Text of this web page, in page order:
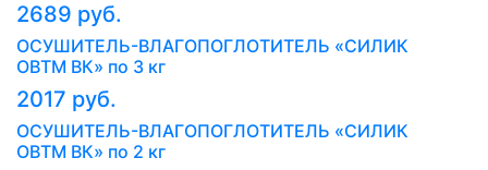
2689 руб.
ОСУШИТЕЛЬ-ВЛАГОПОГЛОТИТЕЛЬ «СИЛИК
ОВТМ ВК» по 3 кг
2017 руб.
ОСУШИТЕЛЬ-ВЛАГОПОГЛОТИТЕЛЬ «СИЛИК
ОВТМ ВК» по 2 кг